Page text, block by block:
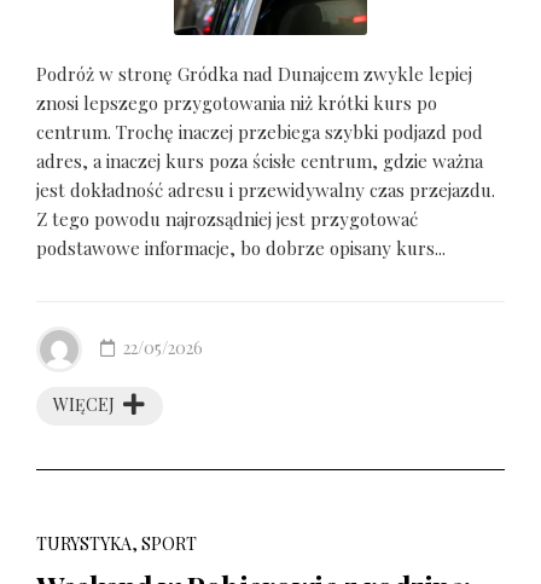
Podróż w stronę Gródka nad Dunajcem zwykle lepiej
znosi lepszego przygotowania niż krótki kurs po
centrum. Trochę inaczej przebiega szybki podjazd pod
adres, a inaczej kurs poza ścisłe centrum, gdzie ważna
jest dokładność adresu i przewidywalny czas przejazdu.
Z tego powodu najrozsądniej jest przygotować
podstawowe informacje, bo dobrze opisany kurs...
WIĘCEJ
22/05/2026
TURYSTYKA, SPORT